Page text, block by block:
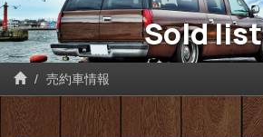
Sold list
売約車情報